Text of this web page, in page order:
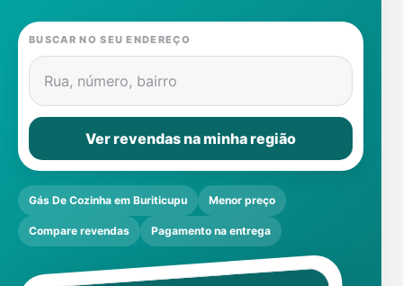
Gás
Contatos
BUSCAR NO SEU ENDEREÇO
Rua, número, bairro
Ver revendas na minha região
Gás De Cozinha em Buriticupu Menor preço
Compare revendas Pagamento na entrega